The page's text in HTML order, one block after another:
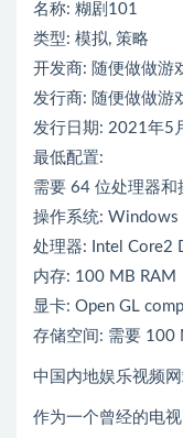
名称: 糊剧101
类型: 模拟, 策略
开发商: 随便做做游
发行商: 随便做做游
发行日期: 2021年5
最低配置:
需要 64 位处理器和
操作系统:
处理器: Intel Core2
内存: 100 MB RAM
显卡: Open GL
存储空间: 需要 100
中国内地娱乐视频
作为一个曾经的电